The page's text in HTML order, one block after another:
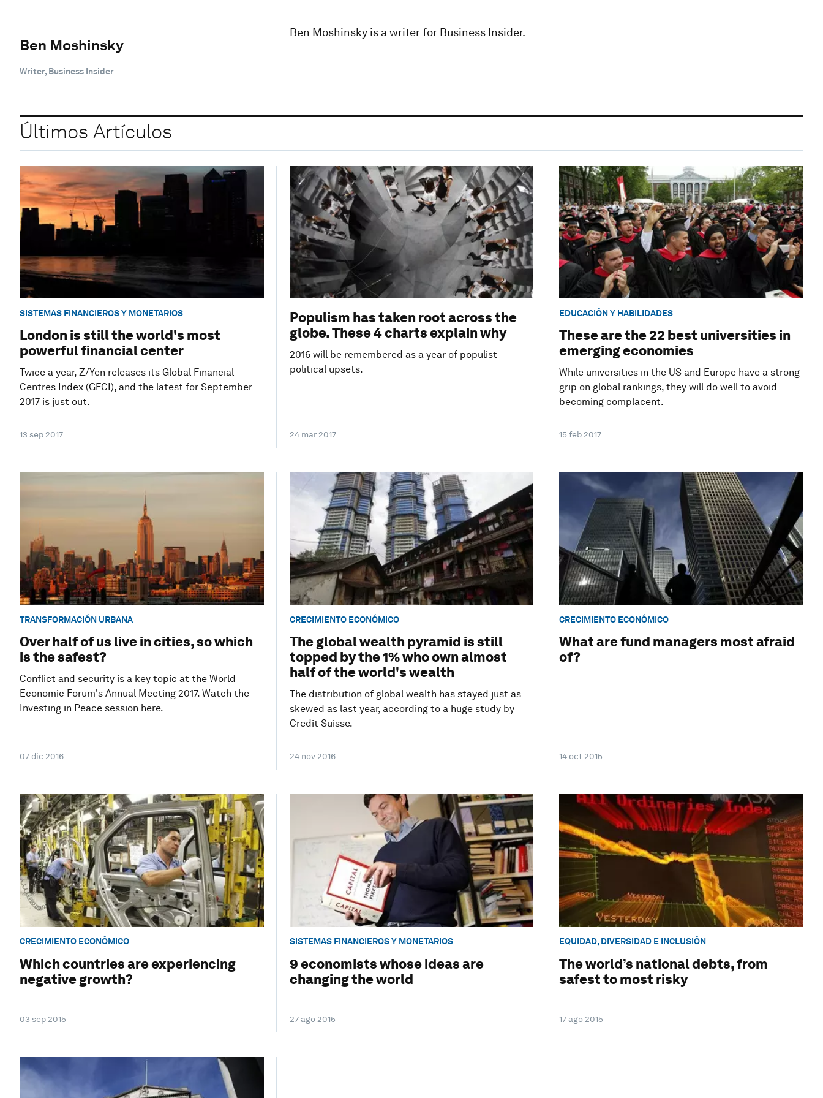
Ben Moshinsky
Writer, Business Insider
Ben Moshinsky is a writer for Business Insider.
Últimos Artículos
SISTEMAS FINANCIEROS Y MONETARIOS
London is still the world's most
powerful financial center
Twice a year, Z/Yen releases its Global Financial
Centres Index (GFCI), and the latest for September
2017 is just out.
13 sep 2017
Populism has taken root across the
globe. These 4 charts explain why
2016 will be remembered as a year of populist
political upsets.
24 mar 2017
EDUCACIÓN Y HABILIDADES
These are the 22 best universities in
emerging economies
While universities in the US and Europe have a strong
grip on global rankings, they will do well to avoid
becoming complacent.
15 feb 2017
TRANSFORMACIÓN URBANA
Over half of us live in cities, so which
is the safest?
Conflict and security is a key topic at the World
Economic Forum's Annual Meeting 2017. Watch the
Investing in Peace session here.
07 dic 2016
CRECIMIENTO ECONÓMICO
The global wealth pyramid is still
topped by the 1% who own almost
half of the world's wealth
The distribution of global wealth has stayed just as
skewed as last year, according to a huge study by
Credit Suisse.
24 nov 2016
CRECIMIENTO ECONÓMICO
What are fund managers most afraid
of?
14 oct 2015
CRECIMIENTO ECONÓMICO
Which countries are experiencing
negative growth?
03 sep 2015
SISTEMAS FINANCIEROS Y MONETARIOS
9 economists whose ideas are
changing the world
27 ago 2015
EQUIDAD, DIVERSIDAD E INCLUSIÓN
The world’s national debts, from
safest to most risky
17 ago 2015